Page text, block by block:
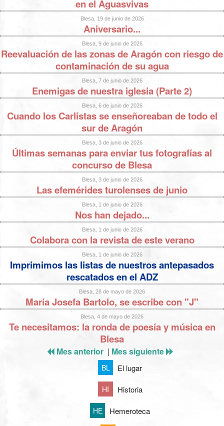
en el Aguasvivas
Blesa, 19 de junio de 2026
Aniversario...
Blesa, 9 de junio de 2026
Reevaluación de las zonas de Aragón con riesgo de
contaminación de su agua
Blesa, 7 de junio de 2026
Enemigas de nuestra iglesia (Parte 2)
Blesa, 6 de junio de 2026
Cuando los Carlistas se enseñoreaban de todo el
sur de Aragón
Blesa, 3 de junio de 2026
Últimas semanas para enviar tus fotografías al
concurso de Blesa
Blesa, 3 de junio de 2026
Las efemérides turolenses de junio
Blesa, 1 de junio de 2026
Nos han dejado...
Blesa, 1 de junio de 2026
Colabora con la revista de este verano
Blesa, 1 de junio de 2026
Imprimimos las listas de nuestros antepasados
rescatados en el ADZ
Blesa, 28 de mayo de 2026
María Josefa Bartolo, se escribe con "J"
Blesa, 4 de mayo de 2026
Te necesitamos: la ronda de poesía y música en
Blesa
Mes anterior| Mes siguiente
BL El lugar
HI Historia
HE Hemeroteca